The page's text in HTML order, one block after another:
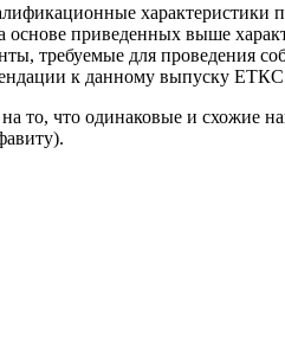
характеристики
приведенных выше
требуемые для проведения
к данному выпуску ЕТКС
то, что одинаковые и схожие